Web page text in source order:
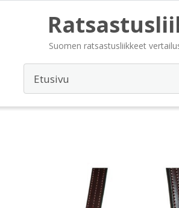
Suomen ratsastusliikkeet